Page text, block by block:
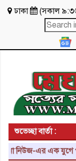
ঢাকা (সকাল
শুভেচ্ছা বার্তা :
এর এক যুগে